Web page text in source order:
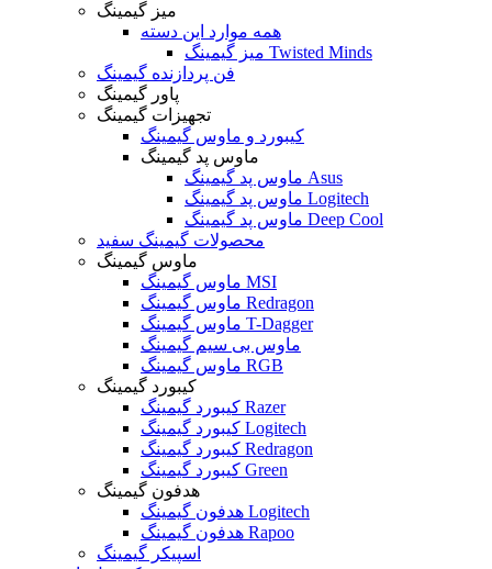
میز گیمینگ
همه موارد این دسته
میز گیمینگ Twisted Minds
فن پردازنده گیمینگ
پاور گیمینگ
تجهیزات گیمینگ
کیبورد و ماوس گیمینگ
ماوس پد گیمینگ
ماوس پد گیمینگ Asus
ماوس پد گیمینگ Logitech
ماوس پد گیمینگ Deep Cool
محصولات گیمینگ سفید
ماوس گیمینگ
ماوس گیمینگ MSI
ماوس گیمینگ Redragon
ماوس گیمینگ T-Dagger
ماوس بی سیم گیمینگ
ماوس گیمینگ RGB
کیبورد گیمینگ
کیبورد گیمینگ Razer
کیبورد گیمینگ Logitech
کیبورد گیمینگ Redragon
کیبورد گیمینگ Green
هدفون گیمینگ
هدفون گیمینگ Logitech
هدفون گیمینگ Rapoo
اسپیکر گیمینگ